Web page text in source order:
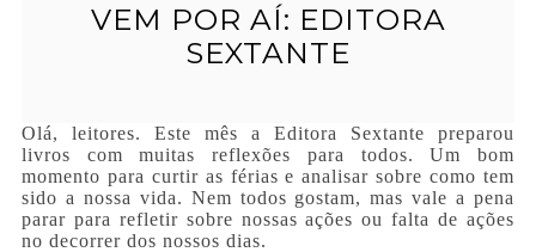
VEM POR AÍ: EDITORA
SEXTANTE
Olá, leitores. Este mês a Editora Sextante preparou
livros com muitas reflexões para todos. Um bom
momento para curtir as férias e analisar sobre como tem
sido a nossa vida. Nem todos gostam, mas vale a pena
parar para refletir sobre nossas ações ou falta de ações
no decorrer dos nossos dias.